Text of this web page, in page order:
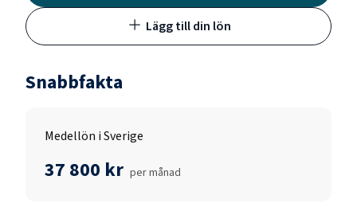
Lägg till din lön
Snabbfakta
Medellön i Sverige
37 800 kr per månad